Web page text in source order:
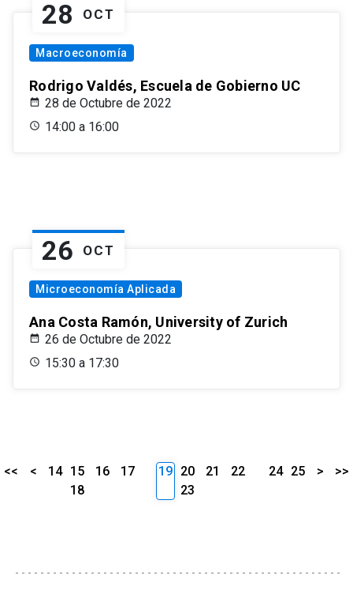
28 OCT
Macroeconomía
Rodrigo Valdés, Escuela de Gobierno UC
28 de Octubre de 2022
14:00 a 16:00
26 OCT
Microeconomía Aplicada
Ana Costa Ramón, University of Zurich
26 de Octubre de 2022
15:30 a 17:30
<< < 14 15 16
17
18
19 20 21
22
23
24 25 > >>